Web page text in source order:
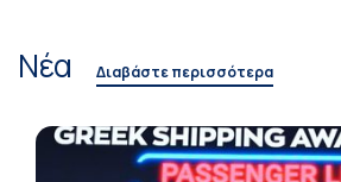
Νέα Διαβάστε περισσότερα